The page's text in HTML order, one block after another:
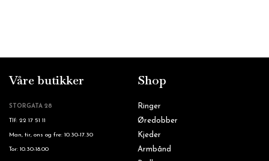
Våre butikker
STORGATA 28
Tlf: 22 17 51 11
Man, tir, ons og fre: 10.30-17.30
Tor: 10.30-18.00
Shop
Ringer
Øredobber
Kjeder
Armbånd